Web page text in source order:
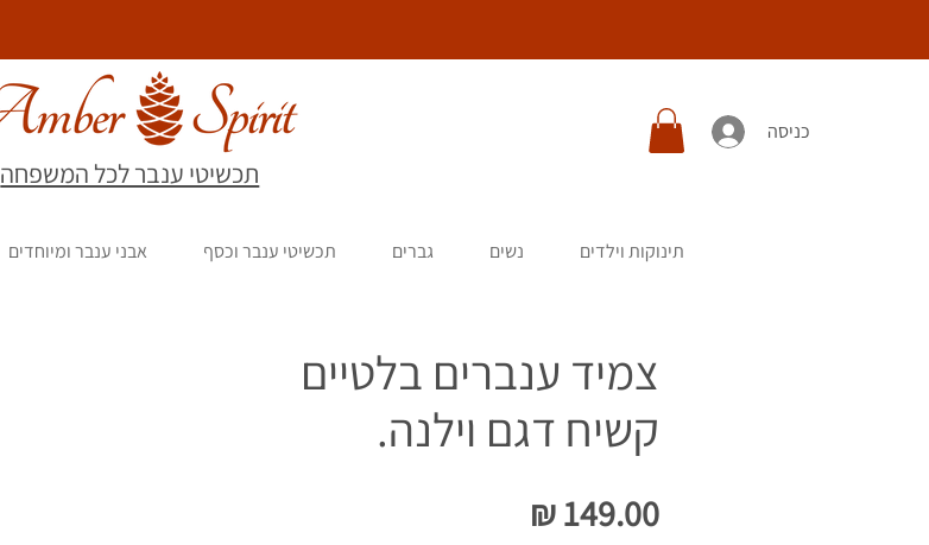
תכשיטי ענבר לכל המשפחה
כניסה
תינוקות וילדים נשים גברים תכשיטי ענבר וכסף אבני ענבר ומיוחדים
צמיד ענברים בלטיים
קשיח דגם וילנה.